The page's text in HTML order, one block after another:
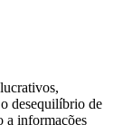
desequilíbrio de
a informações